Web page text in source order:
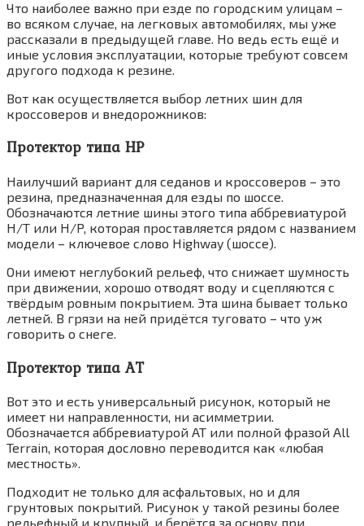
Что наиболее важно при езде по городским улицам –
во всяком случае, на легковых автомобилях, мы уже
рассказали в предыдущей главе. Но ведь есть ещё и
иные условия эксплуатации, которые требуют совсем
другого подхода к резине.
Вот как осуществляется выбор летних шин для
кроссоверов и внедорожников:
Протектор типа НР
Наилучший вариант для седанов и кроссоверов – это
резина, предназначенная для езды по шоссе.
Обозначаются летние шины этого типа аббревиатурой
H/T или H/P, которая проставляется рядом с названием
модели – ключевое слово Highway (шоссе).
Они имеют неглубокий рельеф, что снижает шумность
при движении, хорошо отводят воду и сцепляются с
твёрдым ровным покрытием. Эта шина бывает только
летней. В грязи на ней придётся туговато – что уж
говорить о снеге.
Протектор типа АТ
Вот это и есть универсальный рисунок, который не
имеет ни направленности, ни асимметрии.
Обозначается аббревиатурой АТ или полной фразой All
Terrain, которая дословно переводится как «любая
местность».
Подходит не только для асфальтовых, но и для
грунтовых покрытий. Рисунок у такой резины более
рельефный и крупный, и берётся за основу при